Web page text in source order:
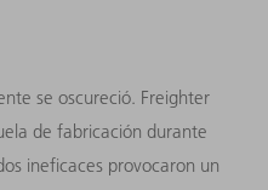
se oscureció. Freighter
de fabricación durante
ineficaces provocaron un